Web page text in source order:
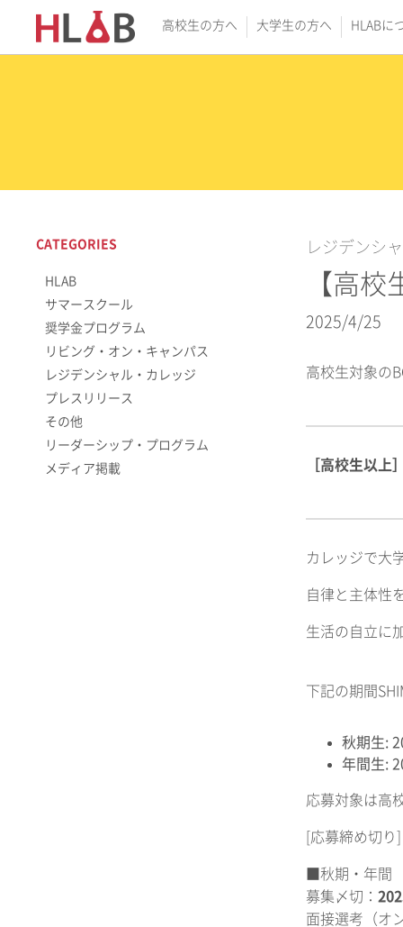
高校生の方へ 大学生の方へ HLABに
レジデンシ
【高
2025/4/25
高校生対象の
［高校生以上
カレッジで大
自律と主体性
生活の自立に
下記の期間
秋期生:
年間生:
応募対象は高
[応募締め切り]
■秋期・年間
募集〆切：
面接選考（オ
CATEGORIES
HLAB
サマースクール
奨学金プログラム
リビング・オン・キャンパス
レジデンシャル・カレッジ
プレスリリース
その他
リーダーシップ・プログラム
メディア掲載